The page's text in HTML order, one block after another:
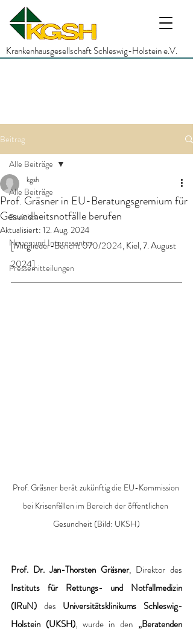
Krankenhausgesellschaft Schleswig-Holstein e.V.
Beitrag
Alle Beiträge
Berichte
Neues und Interessantes
Pressemitteilungen
Alle Beiträge
Prof. Gräsner in EU-Beratungsgremium für
Gesundheitsnotfälle berufen
kgsh
Aktualisiert: 12. Aug. 2024
[Mitglieder-Bericht 070/2024, Kiel, 7. August
2024]
Prof. Gräsner berät zukünftig die EU-Kommission
bei Krisenfällen im Bereich der öffentlichen
Gesundheit (Bild: UKSH)
Prof. Dr. Jan-Thorsten Gräsner
Instituts für Rettungs- und Notfallmedizin
(IRuN) des Universitätsklinikums Schleswig-
Holstein (UKSH), wurde in den „Beratenden